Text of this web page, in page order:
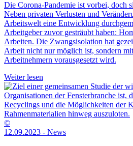
Die Corona-Pandemie ist vorbei, doch
Neben privaten Verlusten und
Arbeitswelt eine Entwicklung
Arbeitgeber zuvor gesträubt haben:
Arbeiten. Die Zwangsisolation hat
Arbeit nicht nur möglich ist, sondern
Arbeitnehmern vorausgesetzt wird.
Weiter lesen
©
12.09.2023 - News